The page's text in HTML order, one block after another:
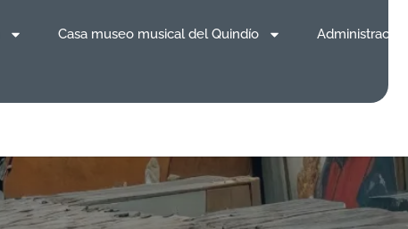
Casa museo musical del Quindío